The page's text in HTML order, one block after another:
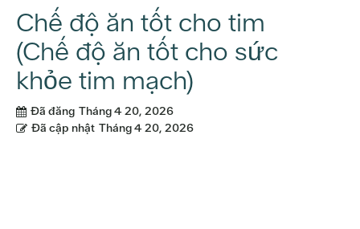
Chế độ ăn tốt cho tim
(Chế độ ăn tốt cho sức
khỏe tim mạch)
Đã đăng Tháng 4 20, 2026
Đã cập nhật Tháng 4 20, 2026